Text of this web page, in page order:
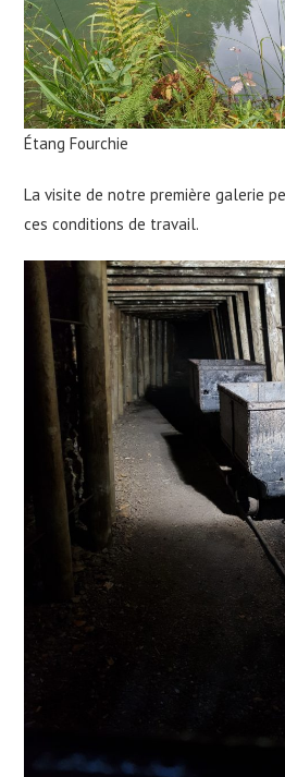
Étang Fourchie
La visite de notre première galerie
ces conditions de travail.